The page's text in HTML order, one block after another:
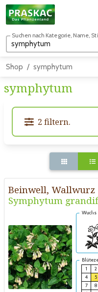
Shop symphytum
symphytum
2 filtern.
Beinwell, Wallwurz
Symphytum
Wuchs
1
2
4
5
7
8